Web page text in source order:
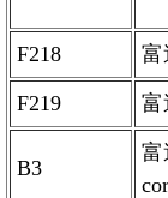
F218 富
F219 富
B3
富